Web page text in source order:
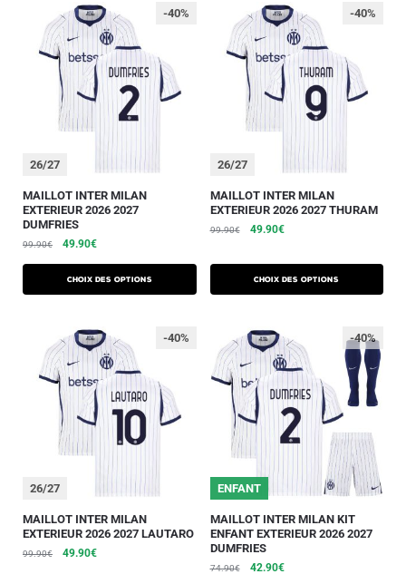
26/27
-40%
MAILLOT INTER MILAN
EXTERIEUR 2026 2027
DUMFRIES
99.90€ 49.90€
Choix des options
26/27
-40%
MAILLOT INTER MILAN
EXTERIEUR 2026 2027 THURAM
99.90€ 49.90€
Choix des options
26/27
-40%
MAILLOT INTER MILAN
EXTERIEUR 2026 2027 LAUTARO
99.90€ 49.90€
ENFANT
-40%
MAILLOT INTER MILAN KIT
ENFANT EXTERIEUR 2026 2027
DUMFRIES
74.90€ 42.90€